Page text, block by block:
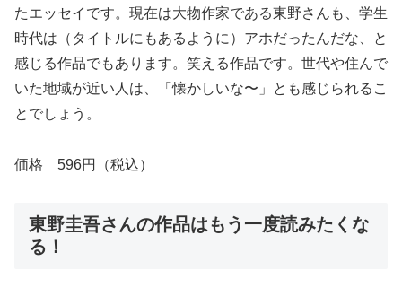
たエッセイです。現在は大物作家である東野さんも、学生
時代は（タイトルにもあるように）アホだったんだな、と
感じる作品でもあります。笑える作品です。世代や住んで
いた地域が近い人は、「懐かしいな〜」とも感じられるこ
とでしょう。
価格 596円（税込）
東野圭吾さんの作品はもう一度読みたくな
る！